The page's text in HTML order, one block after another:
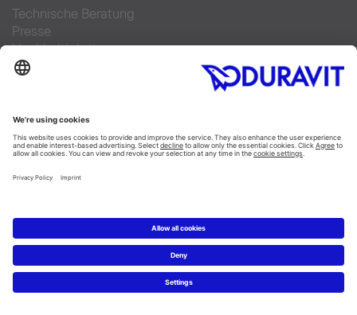
Technische Beratung
Presse
Nachhaltigkeit
Job & Karriere
Facebook
Instagram
Pinterest
Deutsch
Français